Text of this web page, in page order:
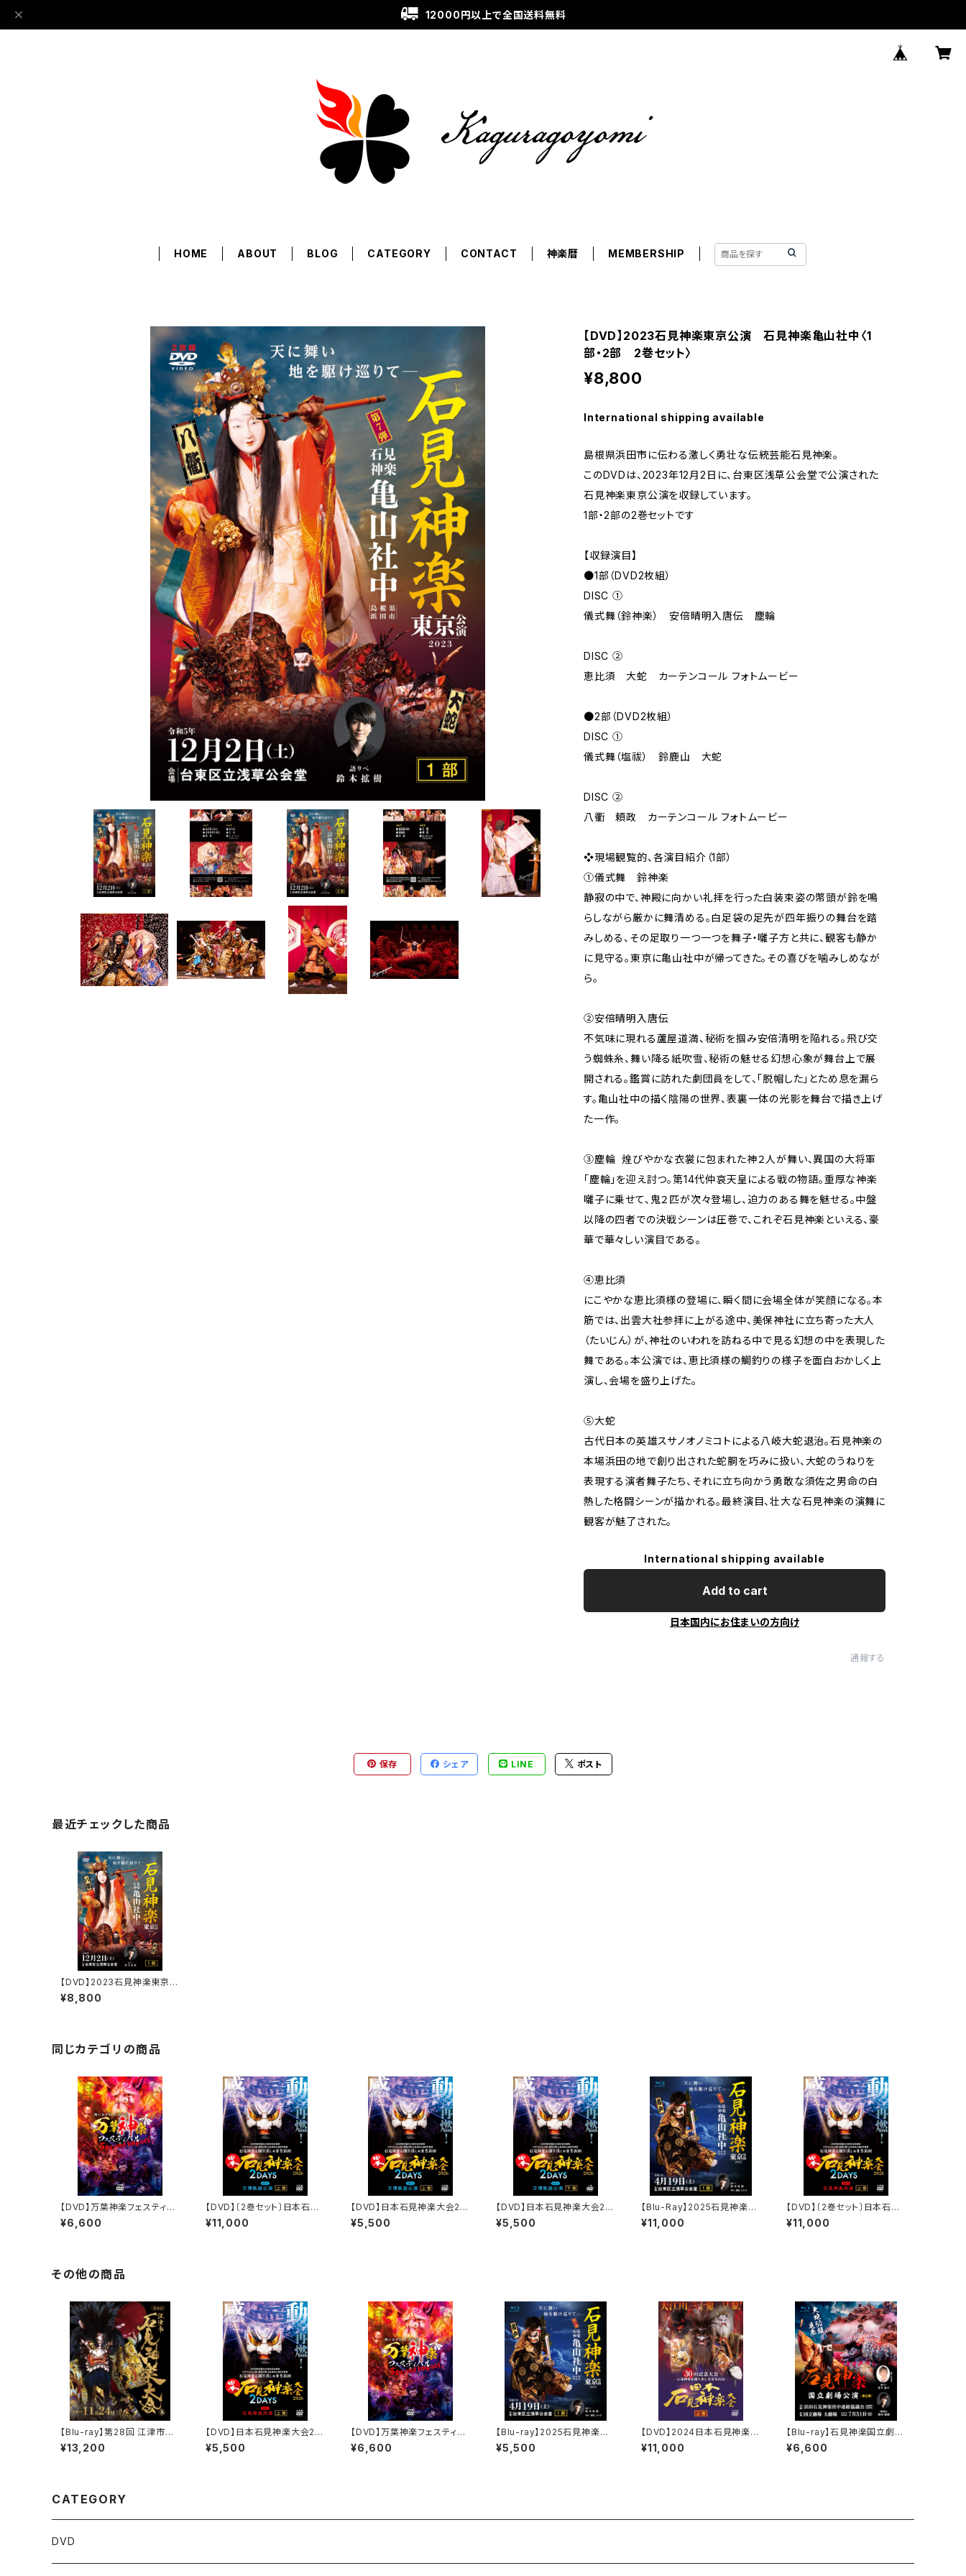
12000円以上で全国送料無料
HOME ABOUT BLOG CATEGORY CONTACT 神楽暦 MEMBERSHIP
【DVD】2023石見神楽東京公演 石見神楽亀山社中〈1
部・2部 2巻セット〉
¥8,800
International shipping available
島根県浜田市に伝わる激しく勇壮な伝統芸能石見神楽。
このDVDは、2023年12月2日に、台東区浅草公会堂で公演された
石見神楽東京公演を収録しています。
1部・2部の2巻セットです
【収録演目】
●1部（DVD2枚組）
DISC ①
儀式舞（鈴神楽） 安倍晴明入唐伝 塵輪
DISC ②
恵比須 大蛇 カーテンコール フォトムービー
●2部（DVD2枚組）
DISC ①
儀式舞（塩祓） 鈴鹿山 大蛇
DISC ②
八衢 頼政 カーテンコール フォトムービー
❖現場観覧的、各演目紹介（1部）
①儀式舞 鈴神楽
静寂の中で、神殿に向かい礼拝を行った白装束姿の幣頭が鈴を鳴
らしながら厳かに舞清める。白足袋の足先が四年振りの舞台を踏
みしめる、その足取り一つ一つを舞子・囃子方と共に、観客も静か
に見守る。東京に亀山社中が帰ってきた。その喜びを噛みしめなが
ら。
②安倍晴明入唐伝
不気味に現れる蘆屋道満、秘術を掴み安倍清明を陥れる。飛び交
う蜘蛛糸、舞い降る紙吹雪、秘術の魅せる幻想心象が舞台上で展
開される。鑑賞に訪れた劇団員をして、「脱帽した」とため息を漏ら
す。亀山社中の描く陰陽の世界、表裏一体の光影を舞台で描き上げ
た一作。
③塵輪 煌びやかな衣裳に包まれた神２人が舞い、異国の大将軍
「塵輪」を迎え討つ。第14代仲哀天皇による戦の物語。重厚な神楽
囃子に乗せて、鬼２匹が次々登場し、迫力のある舞を魅せる。中盤
以降の四者での決戦シーンは圧巻で、これぞ石見神楽といえる、豪
華で華々しい演目である。
④恵比須
にこやかな恵比須様の登場に、瞬く間に会場全体が笑顔になる。本
筋では、出雲大社参拝に上がる途中、美保神社に立ち寄った大人
（たいじん）が、神社のいわれを訪ねる中で見る幻想の中を表現した
舞である。本公演では、恵比須様の鯛釣りの様子を面白おかしく上
演し、会場を盛り上げた。
⑤大蛇
古代日本の英雄スサノオノミコトによる八岐大蛇退治。石見神楽の
本場浜田の地で創り出された蛇胴を巧みに扱い、大蛇のうねりを
表現する演者舞子たち、それに立ち向かう勇敢な須佐之男命の白
熱した格闘シーンが描かれる。最終演目、壮大な石見神楽の演舞に
観客が魅了された。
International shipping available
Add to cart
日本国内にお住まいの方向け
通報する
保存 シェア LINE ポスト
最近チェックした商品
【DVD】2023石見神楽東京公
演 石見神楽亀山社中〈1部・
2部 2巻セット〉
¥8,800
同じカテゴリの商品
【DVD】万葉神楽フェスティバ
ル Second Impact
¥6,600
【DVD】〔2巻セット〕日本石見
神楽大会2026 2DAYS【DA
Y-1】万博凱旋公演
¥11,000
【DVD】日本石見神楽大会20
26 2DAYS【DAY-1】万博凱
旋公演〔上巻〕
¥5,500
【DVD】日本石見神楽大会20
26 2DAYS【DAY-1】万博凱
旋公演〔下巻〕
¥5,500
【Blu-Ray】2025石見神楽東
京公演 石見神楽亀山社中
〈1部・2部 2巻セット〉
¥11,000
【DVD】〔2巻セット〕日本石見
神楽大会2026 2DAYS【DA
Y-2】石見神楽共演
¥11,000
その他の商品
【Blu-ray】第28回 江津市石
見神楽大会（2024年）〈上下2
巻セット〉
¥13,200
【DVD】日本石見神楽大会20
26 2DAYS【DAY-2】石見神
楽共演〔上巻〕
¥5,500
【DVD】万葉神楽フェスティバ
ル Second Impact
¥6,600
【Blu-ray】2025石見神楽東
京公演 石見神楽亀山社中
〈1部〉
¥5,500
【DVD】2024日本石見神楽大
会〈上下2巻セット〉
¥11,000
【Blu-ray】石見神楽国立劇場
公演（2022年）〈第2部〉
¥6,600
CATEGORY
DVD